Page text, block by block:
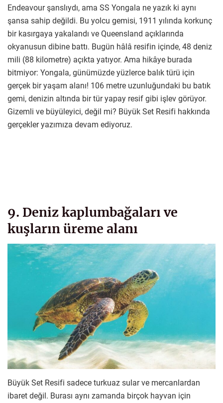
Endeavour şanslıydı, ama SS Yongala ne yazık ki aynı
şansa sahip değildi. Bu yolcu gemisi, 1911 yılında korkunç
bir kasırgaya yakalandı ve Queensland açıklarında
okyanusun dibine battı. Bugün hâlâ resifin içinde, 48 deniz
mili (88 kilometre) açıkta yatıyor. Ama hikâye burada
bitmiyor: Yongala, günümüzde yüzlerce balık türü için
gerçek bir yaşam alanı! 106 metre uzunluğundaki bu batık
gemi, denizin altında bir tür yapay resif gibi işlev görüyor.
Gizemli ve büyüleyici, değil mi? Büyük Set Resifi hakkında
gerçekler yazımıza devam ediyoruz.
9. Deniz kaplumbağaları ve
kuşların üreme alanı
Büyük Set Resifi sadece turkuaz sular ve mercanlardan
ibaret değil. Burası aynı zamanda birçok hayvan için